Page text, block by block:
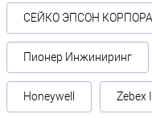
СЕЙКО ЭПСОН
Пионер Инжиниринг
Honeywell Zebex